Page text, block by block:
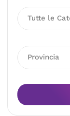
Tutte le
Provincia